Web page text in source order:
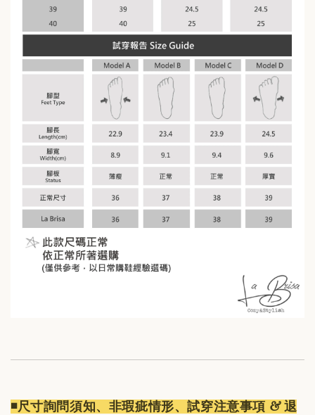
◾️尺寸詢問須知、非瑕疵情形、試穿注意事項 & 退